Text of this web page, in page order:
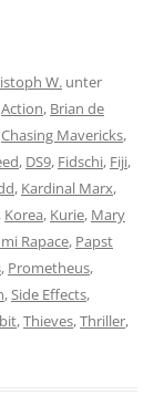
W. unter
Action, Brian de
Chasing Mavericks,
, DS9, Fidschi, Fiji,
, Kardinal Marx,
, Korea, Kurie, Mary
Rapace, Papst
, Prometheus,
, Side Effects,
,Thieves,Thriller,